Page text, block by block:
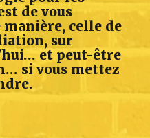
de vous
manière, celle de
sur
et peut-être
si vous mettez